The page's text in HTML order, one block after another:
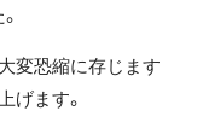
変恐縮に存じます
げます。